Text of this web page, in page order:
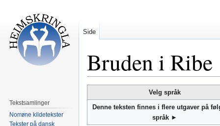
Bruden i Ribe
til
navigering
til
søk
Velg språk
Denne teksten finnes i flere utgaver på
språk ►
Side
Tekstsamlinger
Norrøne kildetekster
Tekster på dansk